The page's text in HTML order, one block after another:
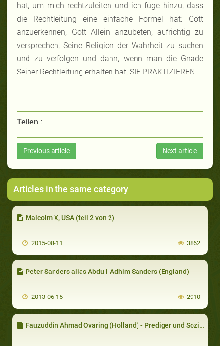
hat, um mich rechtzuleiten und ich füge hinzu, dass
die Rechtleitung eine einfache Formel hat: Gott
anzuerkennen, Gott Allein anzubeten, aufrichtig zu
versprechen, Seine Religion der Wahrheit zu suchen
und zu verfolgen und dann, wenn man die Gnade
Seiner Rechtleitung erhalten hat, SIE PRAKTIZIEREN.
Teilen :
Previous article Next article
Articles in the same category
Malcolm X, USA (teil 2 von 2)
2015-08-11 3862
Peter Sanders alias Abdu l-Adhim Sanders (England)
2013-06-15 2910
Fauzuddin Ahmad Ovaring (Holland) - Prediger und Sozialarbeiter